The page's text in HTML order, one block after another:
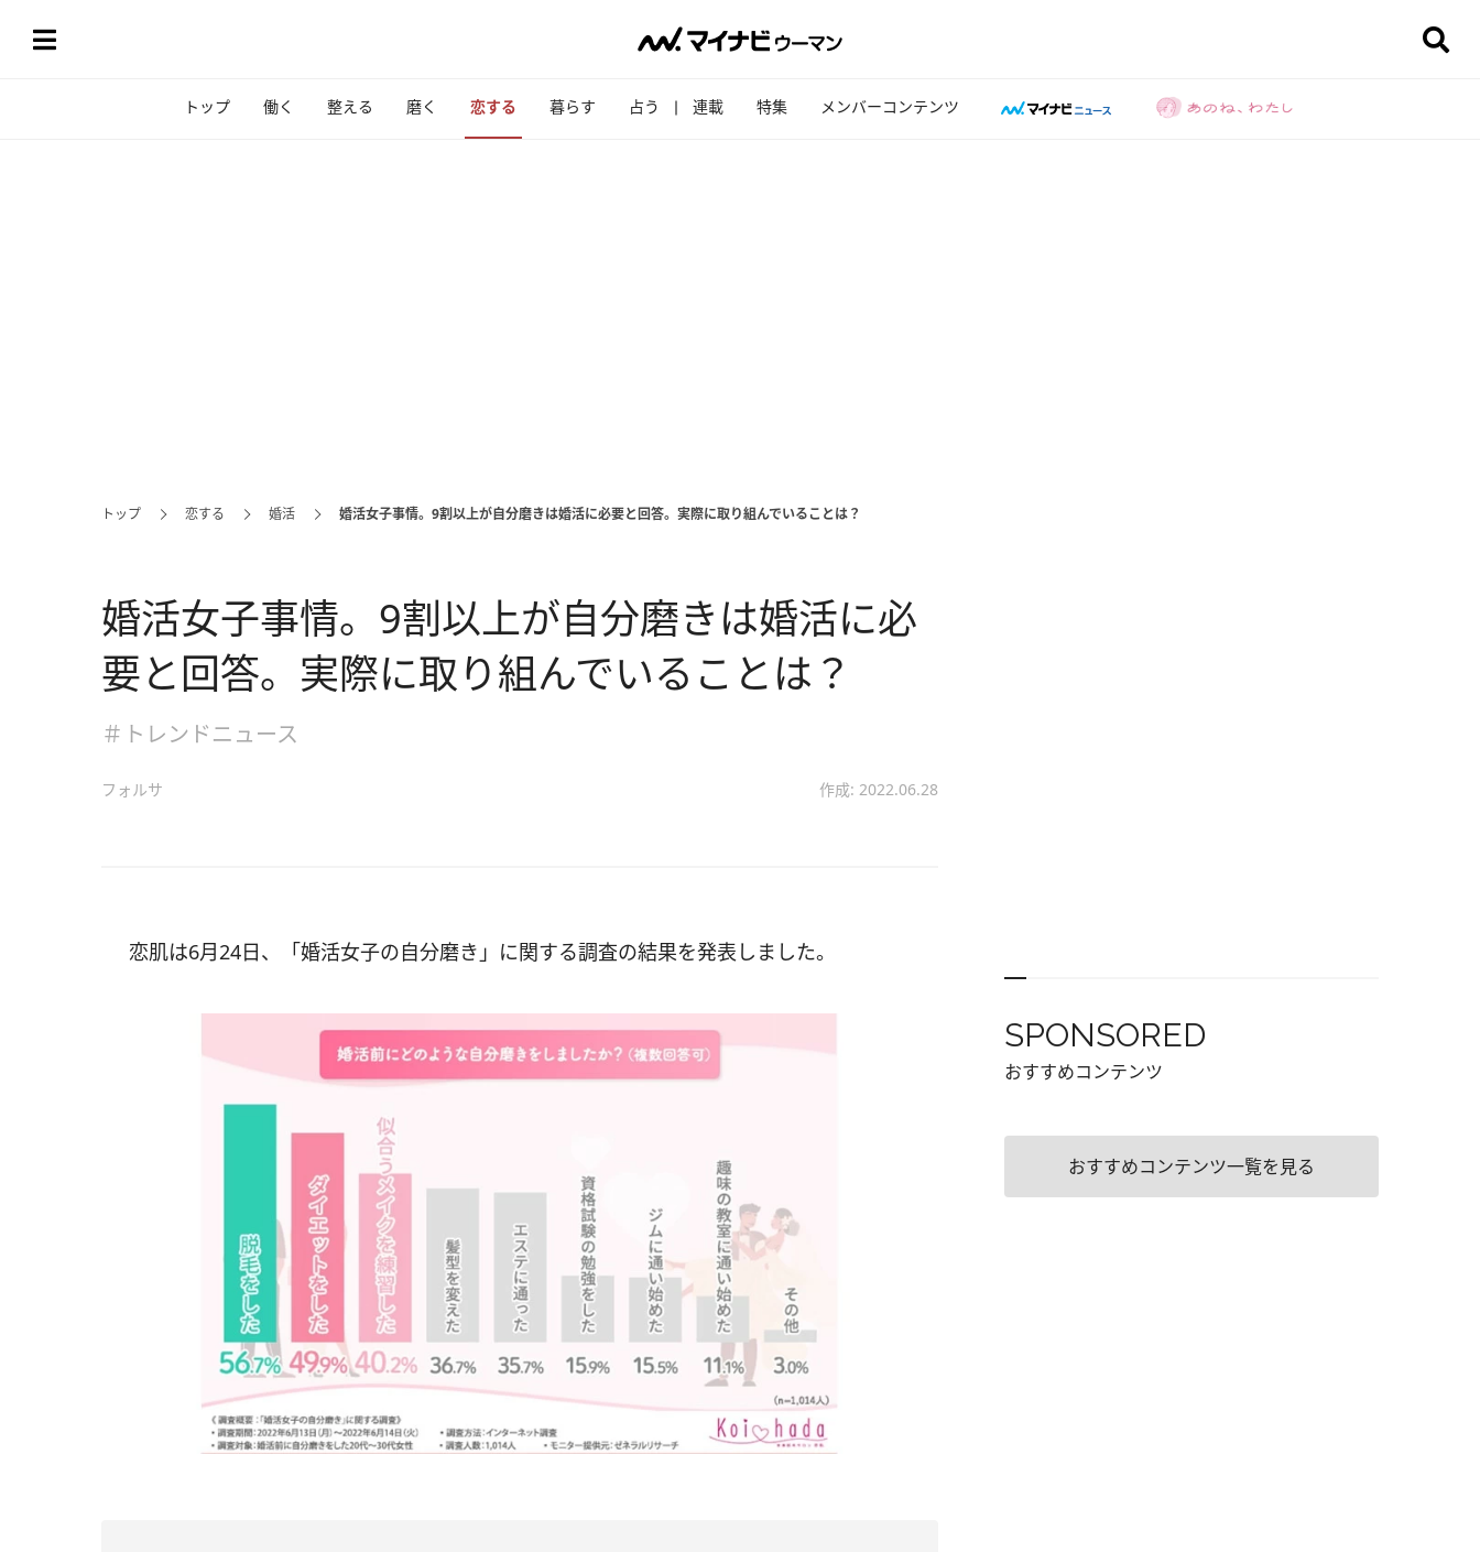
トップ 働く 整える 磨く 恋する 暮らす 占う 連載 特集 メンバーコンテンツ
トップ 恋する 婚活 婚活女子事情。9割以上が自分磨きは婚活に必要と回答。実際に取り組んでいることは？
婚活女子事情。9割以上が自分磨きは婚活に必
要と回答。実際に取り組んでいることは？
＃トレンドニュース
フォルサ 作成: 2022.06.28
恋肌は6月24日、「婚活女子の自分磨き」に関する調査の結果を発表しました。
SPONSORED
おすすめコンテンツ
おすすめコンテンツ一覧を見る